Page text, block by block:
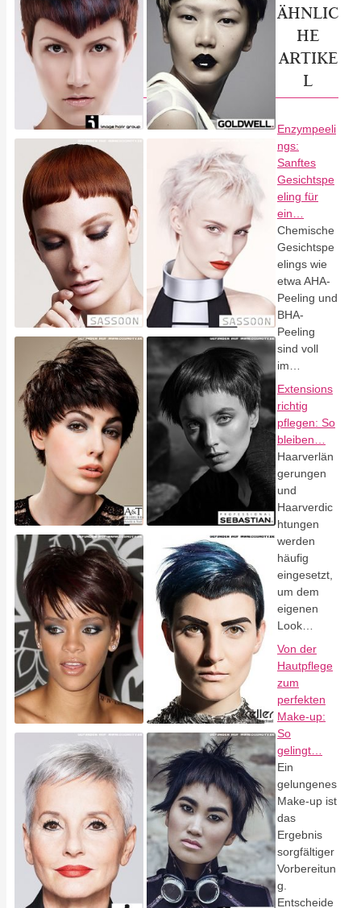
ÄHNLIC
HE
ARTIKE
L
Enzympeeli
ngs:
Sanftes
Gesichtspe
eling für
ein…
Chemische
Gesichtspe
elings wie
etwa AHA-
Peeling und
BHA-
Peeling
sind voll
im…
Extensions
richtig
pflegen: So
bleiben…
Haarverlän
gerungen
und
Haarverdic
htungen
werden
häufig
eingesetzt,
um dem
eigenen
Look…
Von der
Hautpflege
zum
perfekten
Make-up:
So
gelingt…
Ein
gelungenes
Make-up ist
das
Ergebnis
sorgfältiger
Vorbereitun
g.
Entscheide